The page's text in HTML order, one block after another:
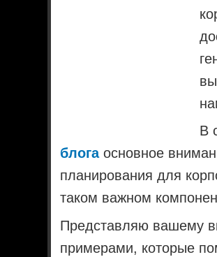
В
блогаосновное
планирования для
таком важном
Представляю вашему
примерами, которые